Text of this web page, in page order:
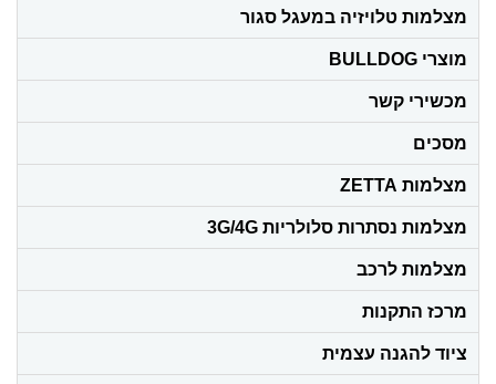
מצלמות טלויזיה במעגל סגור
מוצרי BULLDOG
מכשירי קשר
מסכים
מצלמות ZETTA
מצלמות נסתרות סלולריות 3G/4G
מצלמות לרכב
מרכז התקנות
ציוד להגנה עצמית